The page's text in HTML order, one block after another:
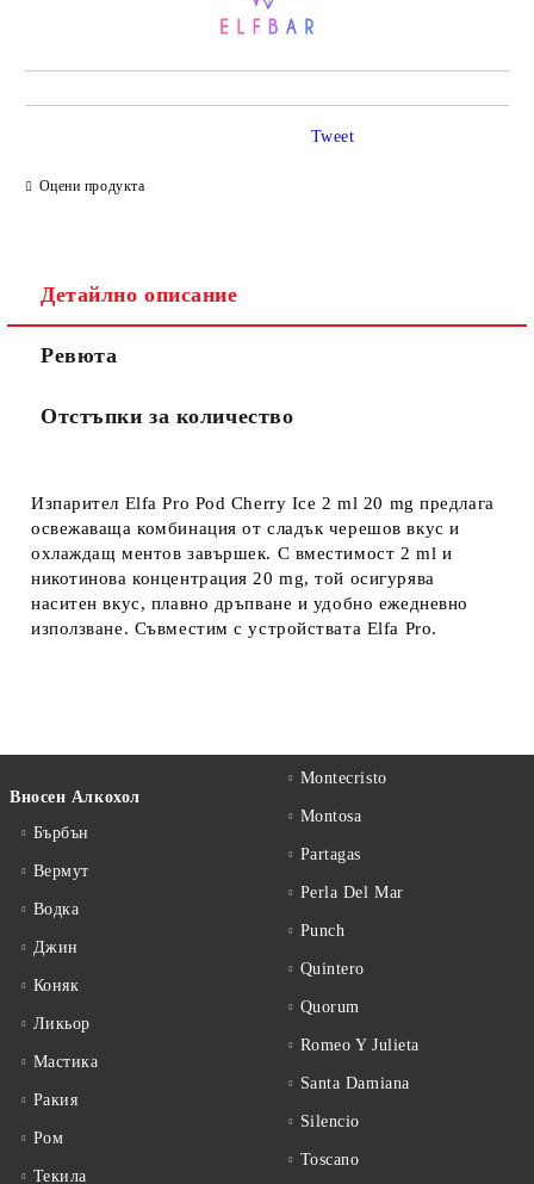
Оцени продукта
Tweet
Детайлно описание
Ревюта
Отстъпки за количество
Изпарител Elfa Pro Pod Cherry Ice 2 ml 20 mg предлага
освежаваща комбинация от сладък черешов вкус и
охлаждащ ментов завършек. С вместимост 2 ml и
никотинова концентрация 20 mg, той осигурява
наситен вкус, плавно дръпване и удобно ежедневно
използване. Съвместим с устройствата Elfa Pro.
Вносен Алкохол
Бърбън
Вермут
Водка
Джин
Коняк
Ликьор
Мастика
Ракия
Ром
Текила
Montecristo
Montosa
Partagas
Perla Del Mar
Punch
Quintero
Quorum
Romeo Y Julieta
Santa Damiana
Silencio
Toscano